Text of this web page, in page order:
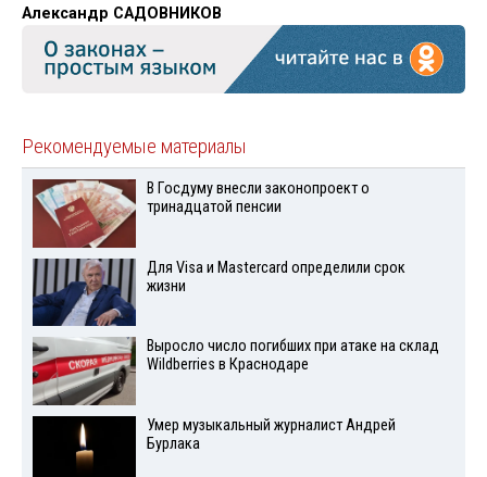
Александр САДОВНИКОВ
Рекомендуемые материалы
В Госдуму внесли законопроект о
тринадцатой пенсии
Для Visа и Mastercard определили срок
жизни
Выросло число погибших при атаке на склад
Wildberries в Краснодаре
Умер музыкальный журналист Андрей
Бурлака